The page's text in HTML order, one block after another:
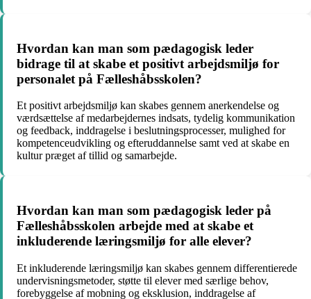
Hvordan kan man som pædagogisk leder
bidrage til at skabe et positivt arbejdsmiljø for
personalet på Fælleshåbsskolen?
Et positivt arbejdsmiljø kan skabes gennem anerkendelse og
værdsættelse af medarbejdernes indsats, tydelig kommunikation
og feedback, inddragelse i beslutningsprocesser, mulighed for
kompetenceudvikling og efteruddannelse samt ved at skabe en
kultur præget af tillid og samarbejde.
Hvordan kan man som pædagogisk leder på
Fælleshåbsskolen arbejde med at skabe et
inkluderende læringsmiljø for alle elever?
Et inkluderende læringsmiljø kan skabes gennem differentierede
undervisningsmetoder, støtte til elever med særlige behov,
forebyggelse af mobning og eksklusion, inddragelse af